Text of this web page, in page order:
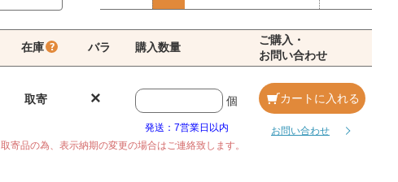
在庫 バラ 購入数量
ご購入・
お問い合わせ
取寄 × 個
発送：7営業日以内
取寄品の為、表示納期の変更の場合はご連絡致します。
カートに入れる
お問い合わせ